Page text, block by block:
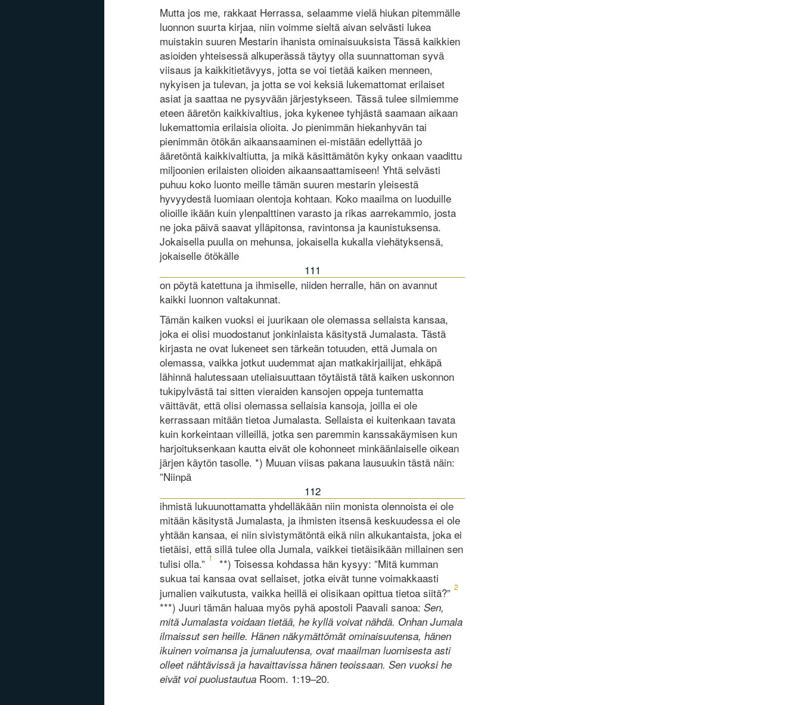
Mutta jos me, rakkaat Herrassa, selaamme vielä hiukan pitemmälle
luonnon suurta kirjaa, niin voimme sieltä aivan selvästi lukea
muistakin suuren Mestarin ihanista ominaisuuksista Tässä kaikkien
asioiden yhteisessä alkuperässä täytyy olla suunnattoman syvä
viisaus ja kaikkitietävyys, jotta se voi tietää kaiken menneen,
nykyisen ja tulevan, ja jotta se voi keksiä lukemattomat erilaiset
asiat ja saattaa ne pysyvään järjestykseen. Tässä tulee silmiemme
eteen ääretön kaikkivaltius, joka kykenee tyhjästä saamaan aikaan
lukemattomia erilaisia olioita. Jo pienimmän hiekanhyvän tai
pienimmän ötökän aikaansaaminen ei-mistään edellyttää jo
ääretöntä kaikkivaltiutta, ja mikä käsittämätön kyky onkaan vaadittu
miljoonien erilaisten olioiden aikaansaattamiseen! Yhtä selvästi
puhuu koko luonto meille tämän suuren mestarin yleisestä
hyvyydestä luomiaan olentoja kohtaan. Koko maailma on luoduille
olioille ikään kuin ylenpalttinen varasto ja rikas aarrekammio, josta
ne joka päivä saavat ylläpitonsa, ravintonsa ja kaunistuksensa.
Jokaisella puulla on mehunsa, jokaisella kukalla viehätyksensä,
jokaiselle ötökälle
111
on pöytä katettuna ja ihmiselle, niiden herralle, hän on avannut
kaikki luonnon valtakunnat.
Tämän kaiken vuoksi ei juurikaan ole olemassa sellaista kansaa,
joka ei olisi muodostanut jonkinlaista käsitystä Jumalasta. Tästä
kirjasta ne ovat lukeneet sen tärkeän totuuden, että Jumala on
olemassa, vaikka jotkut uudemmat ajan matkakirjailijat, ehkäpä
lähinnä halutessaan uteliaisuuttaan töytäistä tätä kaiken uskonnon
tukipylvästä tai sitten vieraiden kansojen oppeja tuntematta
väittävät, että olisi olemassa sellaisia kansoja, joilla ei ole
kerrassaan mitään tietoa Jumalasta. Sellaista ei kuitenkaan tavata
kuin korkeintaan villeillä, jotka sen paremmin kanssakäymisen kun
harjoituksenkaan kautta eivät ole kohonneet minkäänlaiselle oikean
järjen käytön tasolle. *) Muuan viisas pakana lausuukin tästä näin:
”Niinpä
112
ihmistä lukuunottamatta yhdelläkään niin monista olennoista ei ole
mitään käsitystä Jumalasta, ja ihmisten itsensä keskuudessa ei ole
yhtään kansaa, ei niin sivistymätöntä eikä niin alkukantaista, joka ei
tietäisi, että sillä tulee olla Jumala, vaikkei tietäisikään millainen sen
tulisi olla.” 1
**) Toisessa kohdassa hän kysyy: ”Mitä kumman
sukua tai kansaa ovat sellaiset, jotka eivät tunne voimakkaasti
jumalien vaikutusta, vaikka heillä ei olisikaan opittua tietoa siitä?” 2
***) Juuri tämän haluaa myös pyhä apostoli Paavali sanoa:Sen,
mitä Jumalasta voidaan tietää, he kyllä voivat nähdä. Onhan Jumala
ilmaissut sen heille. Hänen näkymättömät ominaisuutensa, hänen
ikuinen voimansa ja jumaluutensa, ovat maailman luomisesta asti
olleet nähtävissä ja havaittavissa hänen teoissaan. Sen vuoksi he
eivät voi puolustautua Room. 1:19–20.